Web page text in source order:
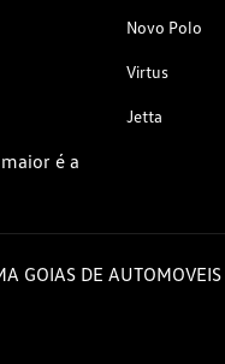
é a
Novo Polo
Virtus
Jetta
GOIAS DE AUTOMOVEIS